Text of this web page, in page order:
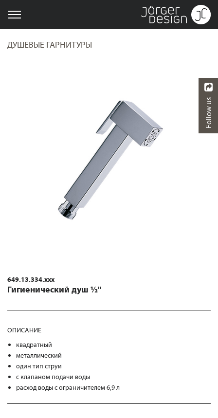
ДУШЕВЫЕ ГАРНИТУРЫ
649.13.334.xxx
Гигиенический душ ½"
ОПИСАНИЕ
квадратный
металлический
один тип струи
с клапаном подачи воды
расход воды с ограничителем 6,9 л
Follow us